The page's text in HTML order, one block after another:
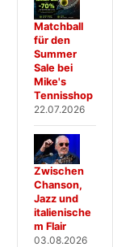
Matchball
für den
Summer
Sale bei
Mike's
Tennisshop
22.07.2026
Zwischen
Chanson,
Jazz und
italienische
m Flair
03.08.2026